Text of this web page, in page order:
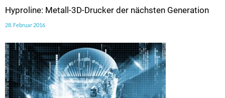
Hyproline: Metall-3D-Drucker der nächsten Generation
28. Februar 2016